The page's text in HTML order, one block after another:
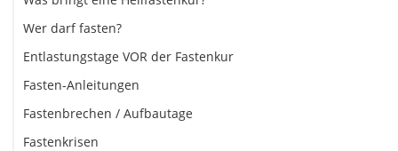
Wer darf fasten?
Entlastungstage VOR der Fastenkur
Fasten-Anleitungen
Fastenbrechen / Aufbautage
Fastenkrisen